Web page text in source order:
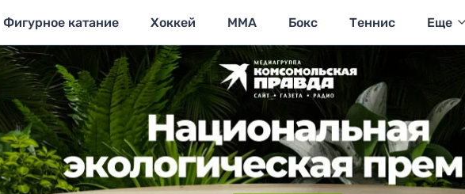
Фигурное катание Хоккей MMA Бокс Теннис Еще